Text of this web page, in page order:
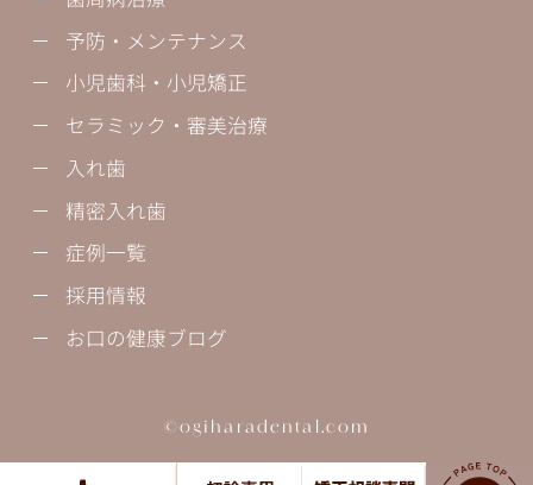
予防・メンテナンス
小児歯科・小児矯正
セラミック・審美治療
入れ歯
精密入れ歯
症例一覧
採用情報
お口の健康ブログ
©ogiharadental.com